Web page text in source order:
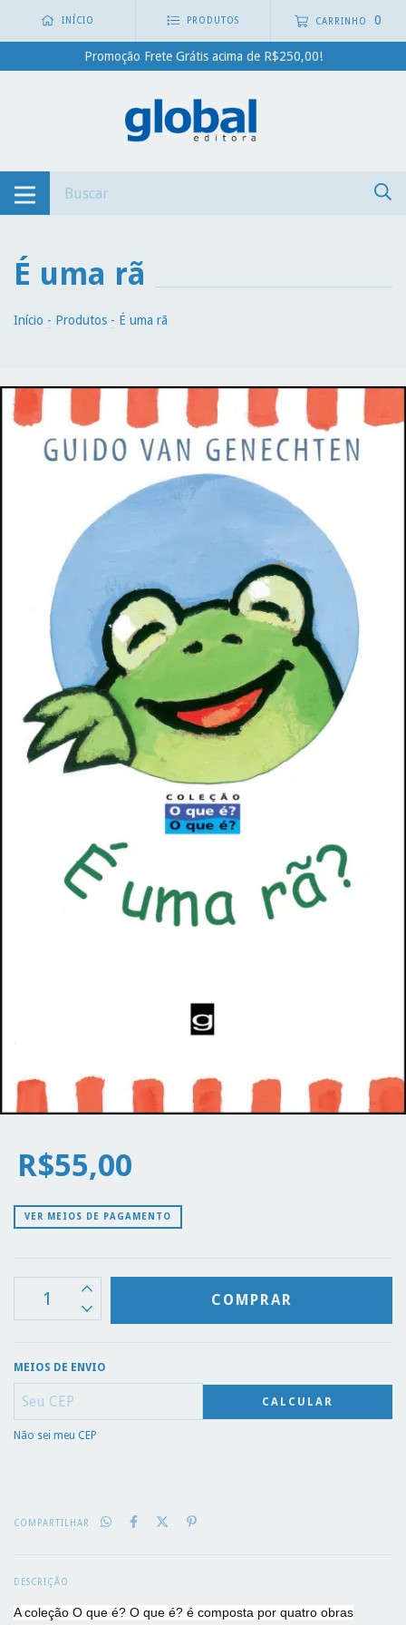
INÍCIO PRODUTOS CARRINHO 0
Promoção Frete Grátis acima de R$250,00!
É uma rã
Início - Produtos - É uma rã
R$55,00
VER MEIOS DE PAGAMENTO
MEIOS DE ENVIO
CALCULAR
Não sei meu CEP
COMPARTILHAR
DESCRIÇÃO
A coleção O que é? O que é? é composta por quatro obras